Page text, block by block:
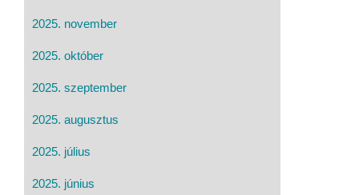
2025. november
2025. október
2025. szeptember
2025. augusztus
2025. július
2025. június